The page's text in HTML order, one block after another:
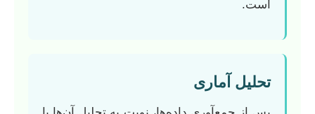
است.
تحلیل آماری